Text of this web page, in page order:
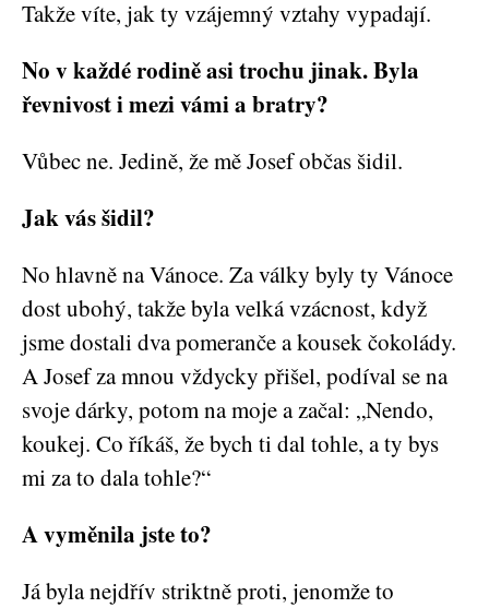
Takže víte, jak ty vzájemný vztahy vypadají.
No v každé rodině asi trochu jinak. Byla
řevnivost i mezi vámi a bratry?
Vůbec ne. Jedině, že mě Josef občas šidil.
Jak vás šidil?
No hlavně na Vánoce. Za války byly ty Vánoce
dost ubohý, takže byla velká vzácnost, když
jsme dostali dva pomeranče a kousek čokolády.
A Josef za mnou vždycky přišel, podíval se na
svoje dárky, potom na moje a začal: „Nendo,
koukej. Co říkáš, že bych ti dal tohle, a ty bys
mi za to dala tohle?“
A vyměnila jste to?
Já byla nejdřív striktně proti, jenomže to